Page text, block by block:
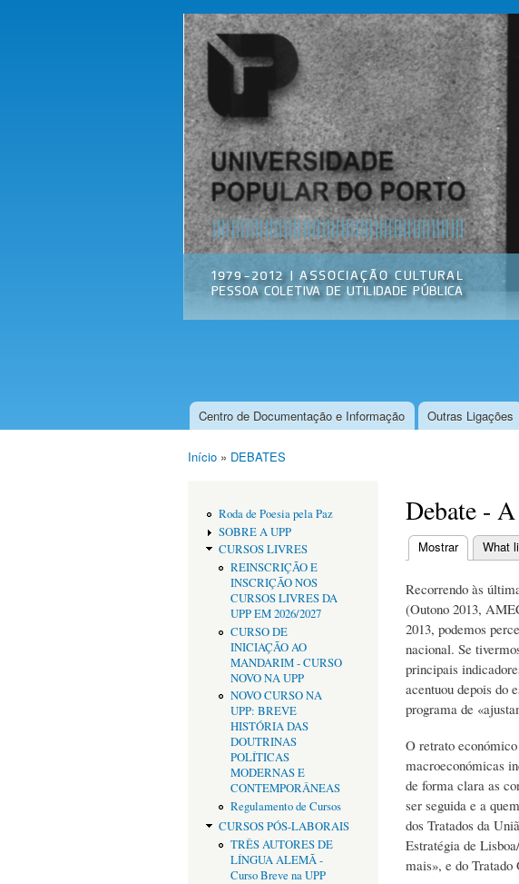
Universidade
Popular do
Porto
Associação
Cultural
Menu principal
Centro de Documentação e Informação Outras Ligações
Início » DEBATES
Roda de Poesia pela Paz
SOBRE A UPP
CURSOS LIVRES
REINSCRIÇÃO E
INSCRIÇÃO NOS
CURSOS LIVRES DA
UPP EM 2026/2027
CURSO DE
INICIAÇÃO AO
MANDARIM - CURSO
NOVO NA UPP
NOVO CURSO NA
UPP: BREVE
HISTÓRIA DAS
DOUTRINAS
POLÍTICAS
MODERNAS E
CONTEMPORÂNEAS
Regulamento de Cursos
CURSOS PÓS-LABORAIS
TRÊS AUTORES DE
LÍNGUA ALEMÃ -
Curso Breve na UPP
Debate -
Separadores
Mostrar(separador
What
Recorrendo às
(Outono 2013,
2013, podemos
nacional. Se
principais
acentuou depois do
programa de
O retrato
macroeconómicas
de forma clara as
ser seguida e a
dos Tratados da
Estratégia de
mais», e do Tratado